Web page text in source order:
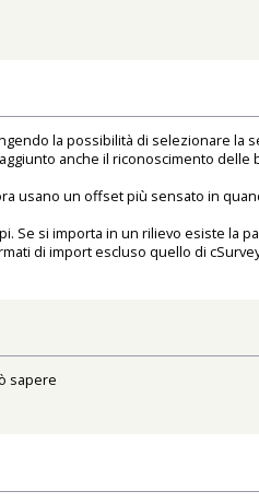
la possibilità di selezionare la
anche il riconoscimento
usano un offset più sensato in
Se si importa in un rilievo esiste la
di import escluso quello di
sapere